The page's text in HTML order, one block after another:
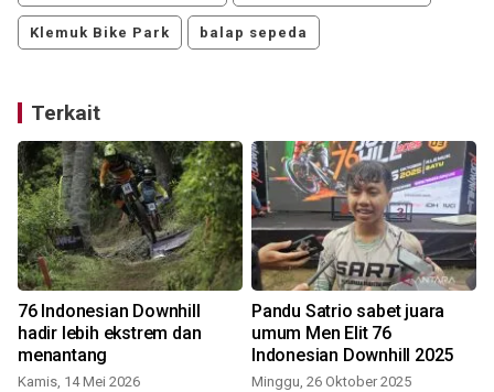
Klemuk Bike Park balap sepeda
Terkait
76 Indonesian Downhill
hadir lebih ekstrem dan
menantang
Kamis, 14 Mei 2026
Pandu Satrio sabet juara
umum Men Elit 76
Indonesian Downhill 2025
Minggu, 26 Oktober 2025